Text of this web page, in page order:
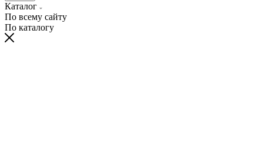
Каталог
По всему сайту
По каталогу